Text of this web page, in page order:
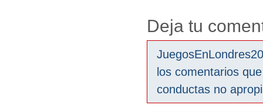
Deja tu
los comentarios
conductas no